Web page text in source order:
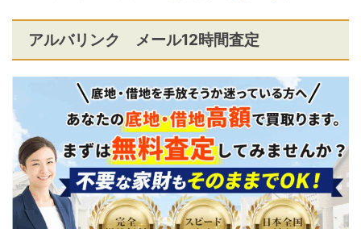
アルバリンク メール12時間査定